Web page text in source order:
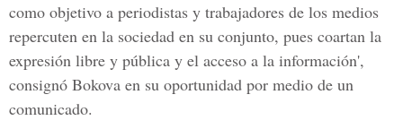
como objetivo a periodistas y trabajadores de los medios
repercuten en la sociedad en su conjunto, pues coartan la
expresión libre y pública y el acceso a la información',
consignó Bokova en su oportunidad por medio de un
comunicado.